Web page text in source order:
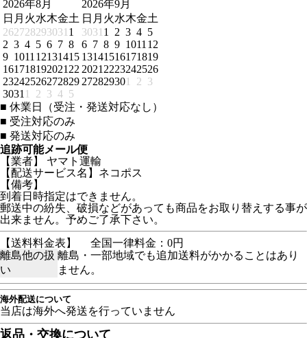
2026年8月
日 月 火水木金土
262728293031 1
2 3 4 5 6 7 8
9 1011 12131415
161718192021 22
23242526272829
3031 1 2 3 4 5
2026年9月
日 月 火水木金土
3031 1 2 3 4 5
6 7 8 9 1011 12
13141516171819
2021 2223242526
272829301 2 3
■ 休業日（受注・発送対応なし）
■ 受注対応のみ
■ 発送対応のみ
追跡可能メール便
【業者】 ヤマト運輸
【配送サービス名】ネコポス
【備考】
到着日時指定はできません。
郵送中の紛失、破損などがあっても商品をお取り替えする事が
出来ません。予めご了承下さい。
【送料料金表】
全国一律料金：0円
離島他の扱
い
離島・一部地域でも追加送料がかかることはあり
ません。
海外配送について
当店は海外へ発送を行っていません
返品・交換について